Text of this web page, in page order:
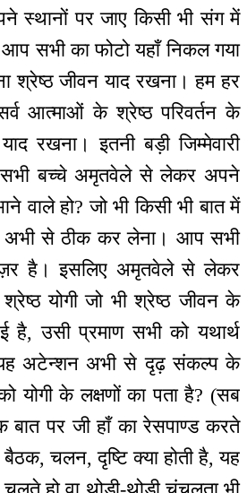
स्थानों पर जाए किसी भी संग में
सभी का फोटो यहाँ निकल गया
श्रेष्ठ जीवन याद रखना। हम हर
आत्माओं के श्रेष्ठ परिवर्तन के
रखना। इतनी बड़ी जिम्मेवारी
सभी बच्चे अमृतवेले से लेकर अपने
वाले हो? जो भी किसी भी बात में
अभी से ठीक कर लेना। आप सभी
है। इसलिए अमृतवेले से लेकर
योगी जो भी श्रेष्ठ जीवन के
है, उसी प्रमाण सभी को यथार्थ
यह अटेन्शन अभी से दृढ़ संकल्प के
योगी के लक्षणों का पता है? (सब
बात पर जी हाँ का रेसपाण्ड करते
चलन, दृष्टि क्या होती है, यह